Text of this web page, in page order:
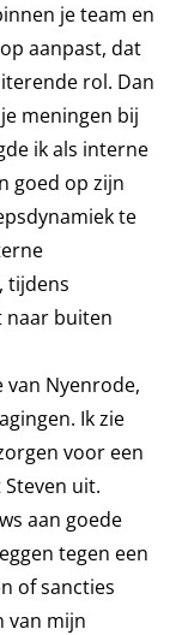
je team en
aanpast, dat
rol. Dan
meningen bij
ik als interne
goed op zijn
te
tijdens
naar buiten
van Nyenrode,
Ik zie
voor een
uit.
aan goede
tegen een
of sancties
van mijn